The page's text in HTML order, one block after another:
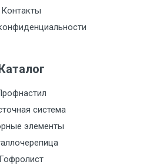
Контакты
система
элементы
Гофролист